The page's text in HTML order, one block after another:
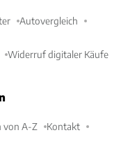
Autovergleich
Widerruf digitaler Käufe
von A-Z Kontakt